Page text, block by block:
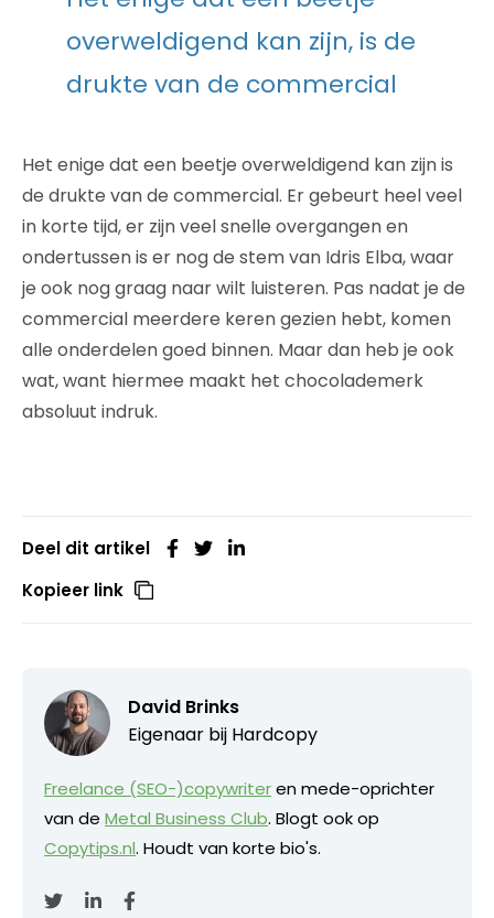
overweldigend kan zijn, is de
drukte van de commercial
Het enige dat een beetje overweldigend kan zijn is
de drukte van de commercial. Er gebeurt heel veel
in korte tijd, er zijn veel snelle overgangen en
ondertussen is er nog de stem van Idris Elba, waar
je ook nog graag naar wilt luisteren. Pas nadat je de
commercial meerdere keren gezien hebt, komen
alle onderdelen goed binnen. Maar dan heb je ook
wat, want hiermee maakt het chocolademerk
absoluut indruk.
Deel dit artikel
Kopieer link
David Brinks
Eigenaar bij Hardcopy
Freelance (SEO-)copywriteren mede-oprichter
van de Metal Business Club. Blogt ook op
Copytips.nl. Houdt van korte bio's.